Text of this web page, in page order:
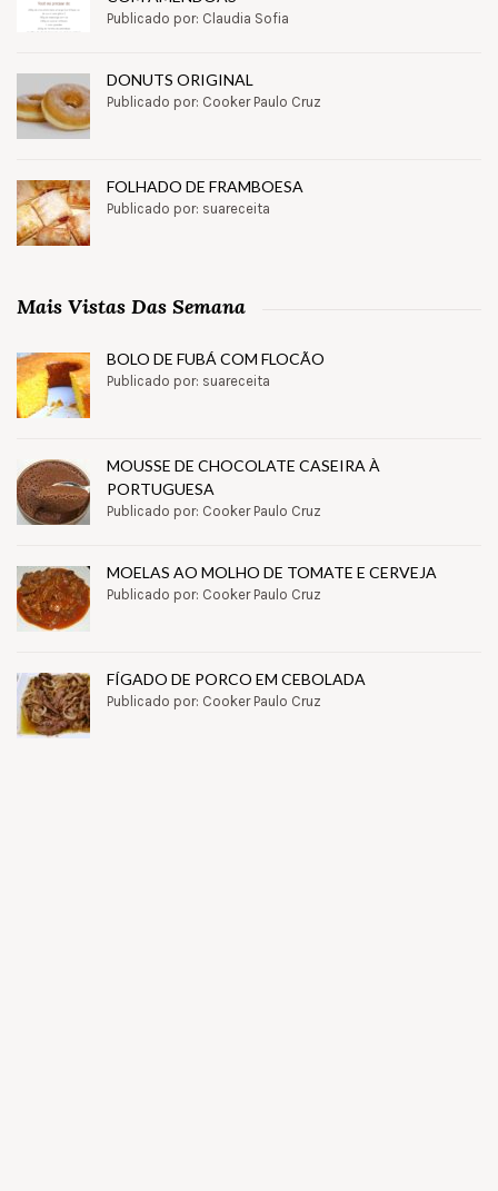
Publicado por: Claudia Sofia
DONUTS ORIGINAL
Publicado por: Cooker Paulo Cruz
FOLHADO DE FRAMBOESA
Publicado por: suareceita
Mais Vistas Das Semana
BOLO DE FUBÁ COM FLOCÃO
Publicado por: suareceita
MOUSSE DE CHOCOLATE CASEIRA À
PORTUGUESA
Publicado por: Cooker Paulo Cruz
MOELAS AO MOLHO DE TOMATE E CERVEJA
Publicado por: Cooker Paulo Cruz
FÍGADO DE PORCO EM CEBOLADA
Publicado por: Cooker Paulo Cruz